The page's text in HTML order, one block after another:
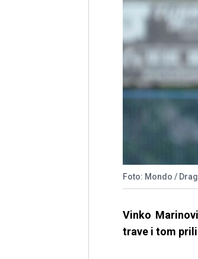
Foto: Mondo /
Vinko
trave i tom